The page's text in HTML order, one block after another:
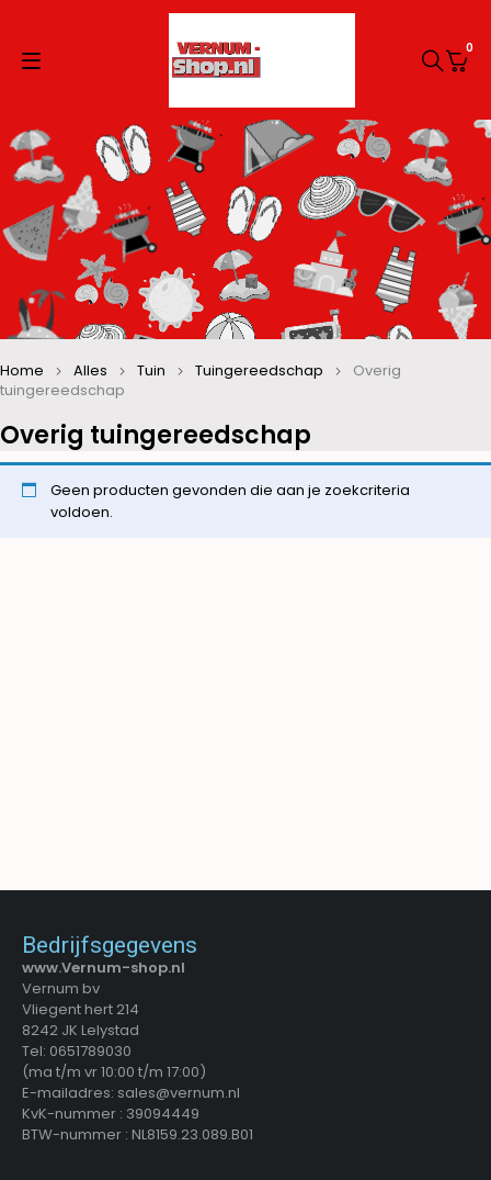
0
Overig tuingereedschap
Home Alles Tuin Tuingereedschap
Overig
tuingereedschap
Geen producten gevonden die aan je zoekcriteria
voldoen.
Bedrijfsgegevens
www.Vernum-shop.nl
Vernum bv
Vliegent hert 214
8242 JK Lelystad
Tel: 0651789030
(ma t/m vr 10:00 t/m 17:00)
E-mailadres: sales@vernum.nl
KvK-nummer : 39094449
BTW-nummer : NL8159.23.089.B01